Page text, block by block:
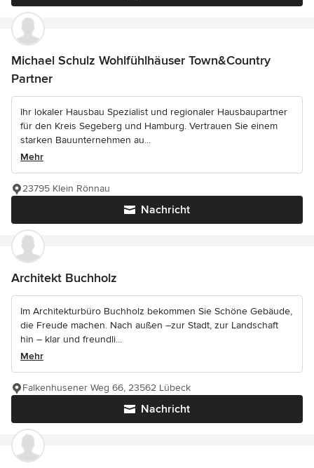
Michael Schulz Wohlfühlhäuser Town&Country
Partner
Ihr lokaler Hausbau Spezialist und regionaler Hausbaupartner
für den Kreis Segeberg und Hamburg. Vertrauen Sie einem
starken Bauunternehmen au...
Mehr
Nachricht
23795 Klein Rönnau
Architekt Buchholz
Im Architekturbüro Buchholz bekommen Sie Schöne Gebäude,
die Freude machen. Nach außen –zur Stadt, zur Landschaft
hin – klar und freundli...
Mehr
Nachricht
Falkenhusener Weg 66, 23562 Lübeck